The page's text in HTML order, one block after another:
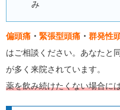
み
偏頭痛 ・ 緊張型頭痛 ・ 群発性
はご相談ください。あなたと
が多く来院されています。
薬を飲み続けたくない場合に